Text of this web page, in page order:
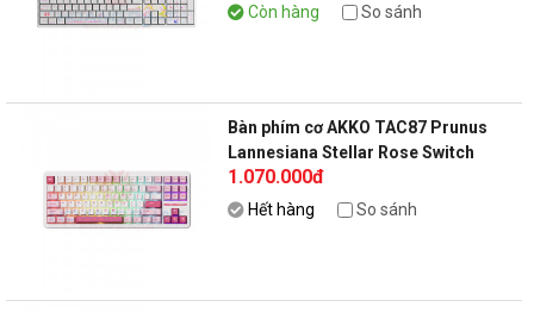
Còn hàng So sánh
Bàn phím cơ AKKO TAC87 Prunus
Lannesiana Stellar Rose Switch
1.070.000đ
Hết hàng So sánh